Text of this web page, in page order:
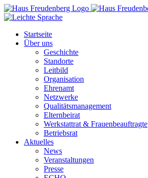
Zum
Inhalt
Startseite
Über uns
Geschichte
Standorte
Leitbild
Organisation
Ehrenamt
Netzwerke
Qualitätsmanagement
Elternbeirat
Werkstattrat & Frauenbeauftragte
Betriebsrat
Aktuelles
News
Veranstaltungen
Presse